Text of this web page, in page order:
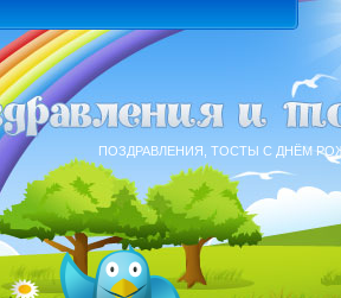
ПОЗДРАВЛЕНИЯ, ТОСТЫ С ДНЁМ